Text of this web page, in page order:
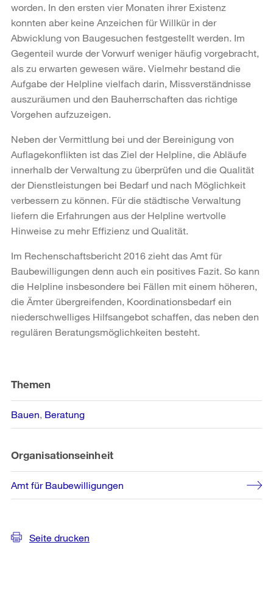
worden. In den ersten vier Monaten ihrer Existenz
konnten aber keine Anzeichen für Willkür in der
Abwicklung von Baugesuchen festgestellt werden. Im
Gegenteil wurde der Vorwurf weniger häufig vorgebracht,
als zu erwarten gewesen wäre. Vielmehr bestand die
Aufgabe der Helpline vielfach darin, Missverständnisse
auszuräumen und den Bauherrschaften das richtige
Vorgehen aufzuzeigen.
Neben der Vermittlung bei und der Bereinigung von
Auflagekonflikten ist das Ziel der Helpline, die Abläufe
innerhalb der Verwaltung zu überprüfen und die Qualität
der Dienstleistungen bei Bedarf und nach Möglichkeit
verbessern zu können. Für die städtische Verwaltung
liefern die Erfahrungen aus der Helpline wertvolle
Hinweise zu mehr Effizienz und Qualität.
Im Rechenschaftsbericht 2016 zieht das Amt für
Baubewilligungen denn auch ein positives Fazit. So kann
die Helpline insbesondere bei Fällen mit einem höheren,
die Ämter übergreifenden, Koordinationsbedarf ein
niederschwelliges Hilfsangebot schaffen, das neben den
regulären Beratungsmöglichkeiten besteht.
Informationen
Themen
Bauen Beratung
Organisationseinheit
Amt für Baubewilligungen
Seite drucken